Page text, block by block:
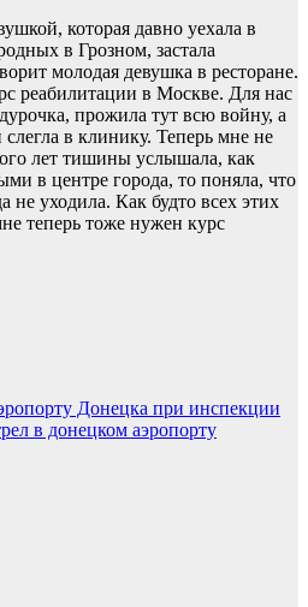
которая давно уехала в
в Грозном, застала
молодая девушка в ресторане.
реабилитации в Москве. Для нас
прожила тут всю войну, а
слегла в клинику. Теперь мне не
лет тишины услышала, как
в центре города, то поняла, что
не уходила. Как будто всех этих
теперь тоже нужен курс
Донецка при инспекции
в донецком аэропорту